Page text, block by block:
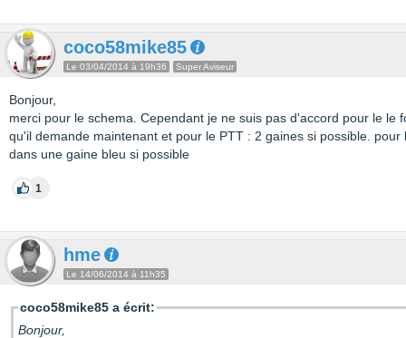
coco58mike85
Le 03/04/2014 à 19h36 Super Aviseur
Bonjour,
merci pour le schema. Cependant je ne suis pas d'accord pour le le
qu'il demande maintenant et pour le PTT : 2 gaines si possible.
dans une gaine bleu si possible
1
hme
Le 14/06/2014 à 11h35
coco58mike85 a écrit:
Bonjour,